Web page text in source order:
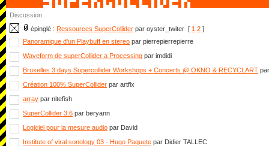
Discussion
épinglé : Ressources SuperCollider par oyster_twiter [ 1 2 ]
Panoramique d'un Playbuff en stereo par pierrepierrepierre
Waveform de superCollider a Processing par imdidi
Bruxelles 3 days Supercollider Workshops + Concerts @ OKNO & RECYCLART
Création 100% SuperCollider par artflx
array par nitefish
SuperCollider 3.6 par beryann
Logiciel pour la mesure audio par David
Institute of viral sonology 03 - Hugo Paquete par Didier TALLEC